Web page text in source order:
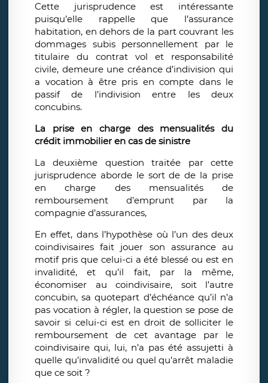
Cette jurisprudence est intéressante
puisqu’elle rappelle que l’assurance
habitation, en dehors de la part couvrant les
dommages subis personnellement par le
titulaire du contrat vol et responsabilité
civile, demeure une créance d’indivision qui
a vocation à être pris en compte dans le
passif de l’indivision entre les deux
concubins.
La prise en charge des mensualités du
crédit immobilier en cas de sinistre
La deuxième question traitée par cette
jurisprudence aborde le sort de de la prise
en charge des mensualités de
remboursement d’emprunt par la
compagnie d’assurances,
En effet, dans l’hypothèse où l’un des deux
coindivisaires fait jouer son assurance au
motif pris que celui-ci a été blessé ou est en
invalidité, et qu’il fait, par la même,
économiser au coindivisaire, soit l’autre
concubin, sa quotepart d’échéance qu’il n’a
pas vocation à régler, la question se pose de
savoir si celui-ci est en droit de solliciter le
remboursement de cet avantage par le
coindivisaire qui, lui, n’a pas été assujetti à
quelle qu’invalidité ou quel qu’arrêt maladie
que ce soit ?